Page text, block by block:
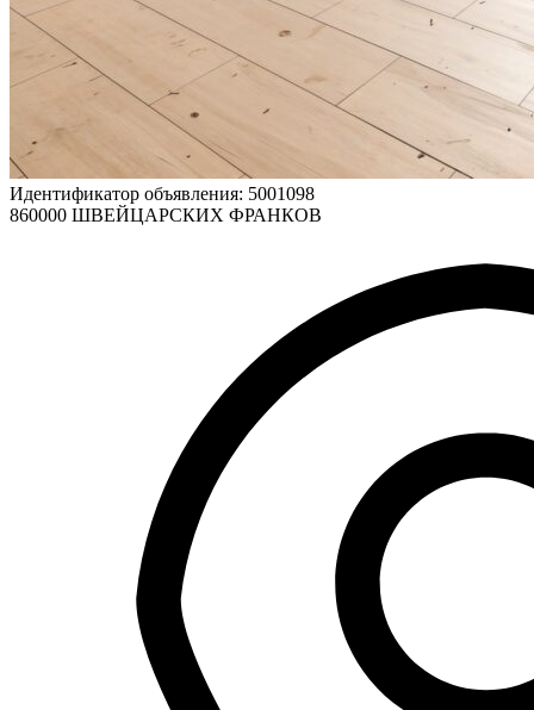
Идентификатор объявления: 5001098
860000 ШВЕЙЦАРСКИХ ФРАНКОВ